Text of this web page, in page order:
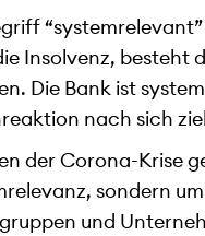
Insolvenz, besteht
Die Bank ist
nach sich
der Corona-Krise
sondern
und